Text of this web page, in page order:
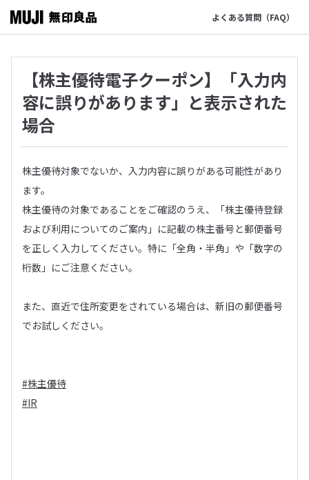
よくある質問（FAQ）
【株主優待電子クーポン】「入力内
容に誤りがあります」と表示された
場合
株主優待対象でないか、入力内容に誤りがある可能性があり
ます。
株主優待の対象であることをご確認のうえ、「株主優待登録
および利用についてのご案内」に記載の株主番号と郵便番号
を正しく入力してください。特に「全角・半角」や「数字の
桁数」にご注意ください。
また、直近で住所変更をされている場合は、新旧の郵便番号
でお試しください。
#株主優待
#IR